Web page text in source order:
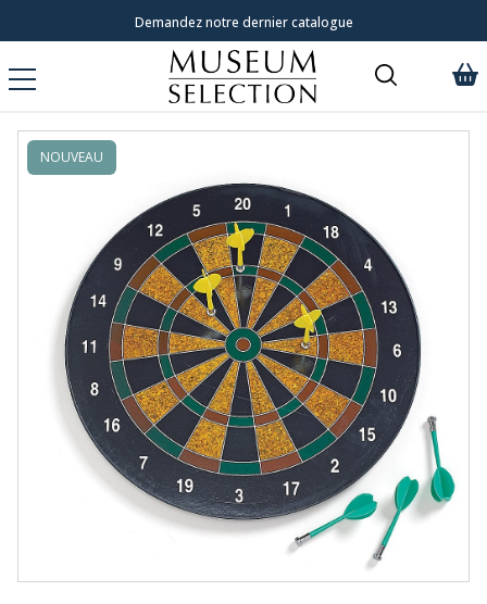
Demandez notre dernier catalogue
NOUVEAU